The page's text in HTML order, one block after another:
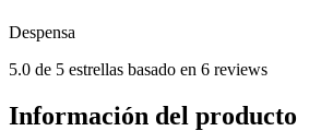
Despensa
5.0 de 5 estrellas basado en 6 reviews
Información del producto